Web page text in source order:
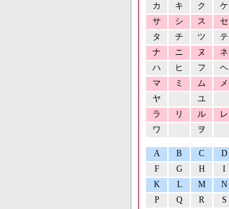
カ
キ ク ケ
サ
シ ス セ
タ
チ ツ テ
ナ
ニ ヌ ネ
ハ
ヒ フ ヘ
マ
ミ ム メ
ヤ
ユ
ラ
リ ル レ
ワ
ヲ
A B C D
F
G H I
K
L M N
P
Q R S